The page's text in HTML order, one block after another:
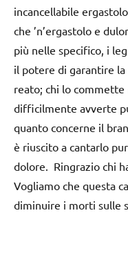
incancellabile
che ’n’ergastolo e
più nelle specifico, i
il potere di garantire la
reato; chi lo
difficilmente avverte
quanto concerne il
è riuscito a cantarlo
dolore. Ringrazio chi
Vogliamo che questa
diminuire i morti sulle